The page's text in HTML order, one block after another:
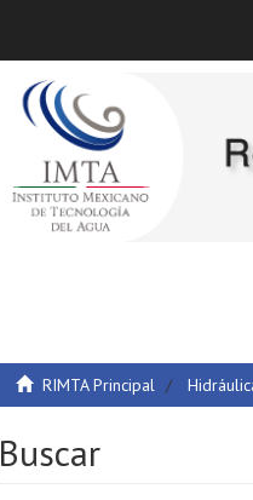
RIMTA Principal
Buscar